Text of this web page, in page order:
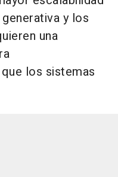
y los
una
los sistemas